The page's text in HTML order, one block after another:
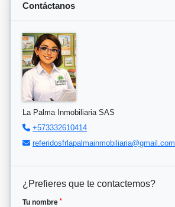
Contáctanos
La Palma Inmobiliaria SAS
+573332610414
referidosfrlapalmainmobiliaria@gmail.com
¿Prefieres que te contactemos?
Tu nombre *